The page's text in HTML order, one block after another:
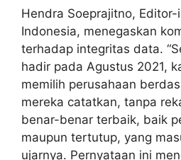
Hendra Soeprajitno,
Indonesia, menegaskan
terhadap integritas data.
hadir pada Agustus 2021,
memilih perusahaan
mereka catatkan, tanpa
benar-benar terbaik, baik
maupun tertutup, yang
ujarnya. Pernyataan ini